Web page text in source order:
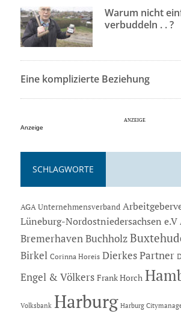
Warum nicht
verbuddeln . . ?
Eine komplizierte Beziehung
Anzeige
SCHLAGWORTE
AGA Unternehmensverband
Lüneburg-Nordostniedersachsen e.V
Bremerhaven Buchholz
Birkel Corinna Horeis Dierkes Partner
Engel & Völkers Frank Horch
Volksbank Harburg Harburg